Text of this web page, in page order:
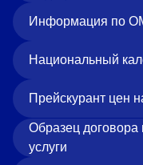
Информация по
Национальный
Прейскурант цен
Образец
услуги